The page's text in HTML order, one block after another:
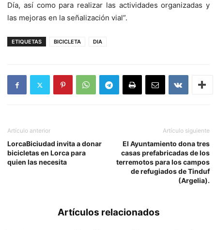
Día, así como para realizar las actividades organizadas y
las mejoras en la señalización vial”.
ETIQUETAS BICICLETA DIA
Artículo anterior
LorcaBiciudad invita a donar
bicicletas en Lorca para
quien las necesita
Artículo siguiente
El Ayuntamiento dona tres
casas prefabricadas de los
terremotos para los campos
de refugiados de Tinduf
(Argelia).
Artículos relacionados